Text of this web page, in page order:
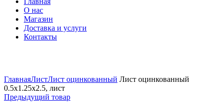
О нас
Магазин
Доставка и услуги
Контакты
ГлавнаяЛистЛист оцинкованный Лист оцинкованный
0.5х1.25х2.5, лист
Предыдущий товар